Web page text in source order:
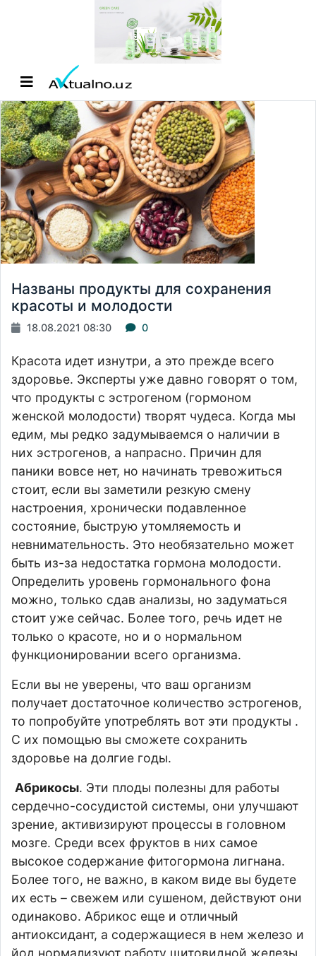
Названы продукты для сохранения
красоты и молодости
18.08.2021 08:30 0
Красота идет изнутри, а это прежде всего
здоровье. Эксперты уже давно говорят о том,
что продукты с эстрогеном (гормоном
женской молодости) творят чудеса. Когда мы
едим, мы редко задумываемся о наличии в
них эстрогенов, а напрасно. Причин для
паники вовсе нет, но начинать тревожиться
стоит, если вы заметили резкую смену
настроения, хронически подавленное
состояние, быструю утомляемость и
невнимательность. Это необязательно может
быть из-за недостатка гормона молодости.
Определить уровень гормонального фона
можно, только сдав анализы, но задуматься
стоит уже сейчас. Более того, речь идет не
только о красоте, но и о нормальном
функционировании всего организма.
Если вы не уверены, что ваш организм
получает достаточное количество эстрогенов,
то попробуйте употреблять вот эти продукты .
С их помощью вы сможете сохранить
здоровье на долгие годы.
Абрикосы. Эти плоды полезны для работы
сердечно-сосудистой системы, они улучшают
зрение, активизируют процессы в головном
мозге. Среди всех фруктов в них самое
высокое содержание фитогормона лигнана.
Более того, не важно, в каком виде вы будете
их есть – свежем или сушеном, действуют они
одинаково. Абрикос еще и отличный
антиоксидант, а содержащиеся в нем железо и
йод нормализуют работу щитовидной железы.